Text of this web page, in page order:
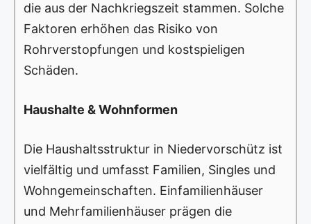
die aus der Nachkriegszeit stammen. Solche
Faktoren erhöhen das Risiko von
Rohrverstopfungen und kostspieligen
Schäden.
Haushalte & Wohnformen
Die Haushaltsstruktur in Niedervorschütz ist
vielfältig und umfasst Familien, Singles und
Wohngemeinschaften. Einfamilienhäuser
und Mehrfamilienhäuser prägen die